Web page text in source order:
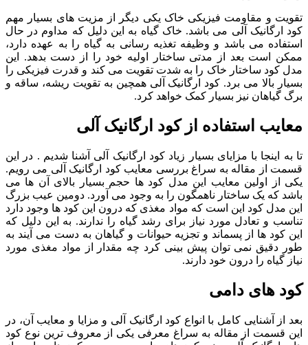
تقویت و مقاومت فیزیکی خاک یکی دیگر از مزیت های بسیار مهم
کود ارگانیک آلی می باشد. خاک گیاه به این دلیل که مداوم در حال
استفاده می باشد و وظیفه تغذیه رسانی به گیاه را به عهده دارد،
ممکن است بعد از مدتی ساختار اولیه خود را از دست بدهد. این
مدل کود ساختار خاک را به شدت تقویت می کند و قدرت فیزیکی را
بسیار بالا می برد. کود ارگانیک آلی همچین به تقویت ریشه، ساقه و
برگ گیاهان نیز بسیار کمک خواهد کرد.
معایب استفاده از کود ارگانیک آلی
تا به اینجا با مزایای بسیار زیاد کود ارگانیک آلی آشنا شدیم . در این
قسمت از مقاله به سراغ بررسی معایب کود ارگانیک آلی می رویم.
یکی از اولین معایب این مدل کود ها حجم بسیار بالای آن ها می
باشد که یک ساختار ناهمگون را به وجود می آورد. دومین عیب بزرگ
این مدل کود این است که مواد مغذی که درون این کود ها وجود دارد
تناسب و تعادل مورد نیاز برای رشد گیاه را ندارند. به این دلیل که
این کود ها از پسماند و تجزیه حیوانات و گیاهان به دست می آیند به
طور دقیق نمی توان پیش بینی کرد چه مقدار از مواد مغذی مورد
نیاز گیاه را درون خود دارند.
کود های دامی
بعد از آشنایی کامل با انواع کود ارگانیک آلی و مزایا و معایب آن، در
این قسمت از مقاله به سراغ معرفی یکی از معروف ترین نوع کود